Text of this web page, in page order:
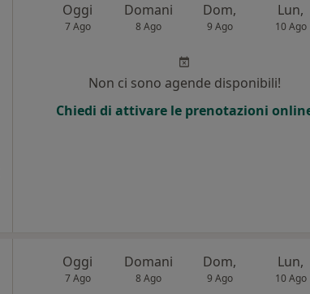
Oggi
7 Ago
Domani
8 Ago
Dom,
9 Ago
Lun,
10 Ago
Non ci sono agende disponibili!
Chiedi di attivare le prenotazioni
Oggi
7 Ago
Domani
8 Ago
Dom,
9 Ago
Lun,
10 Ago